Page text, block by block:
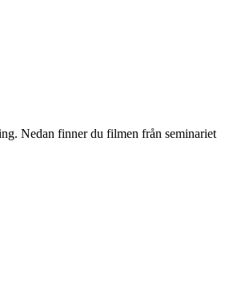
Nedan finner du filmen från seminariet